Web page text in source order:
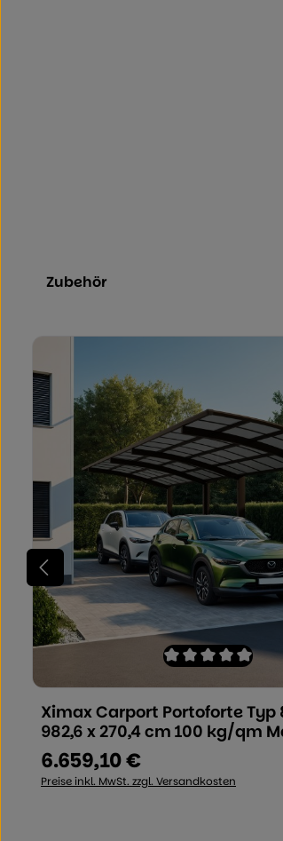
Zubehör
Produktgalerie überspringen
Durchschnittliche
Produkt Anzahl:
Ximax Carport Portoforte Typ
982,6 x 270,4 cm 100 kg/qm
Regulärer Preis:
6.659,10 €
Preise inkl. MwSt. zzgl. Versandkosten